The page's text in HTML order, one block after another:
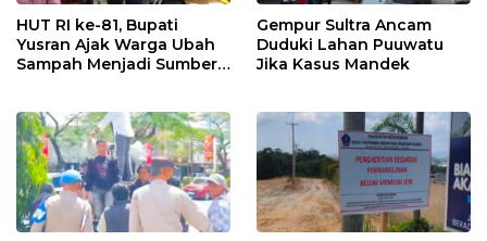
HUT RI ke-81, Bupati
Yusran Ajak Warga Ubah
Sampah Menjadi Sumber
Gempur Sultra Ancam
Duduki Lahan Puuwatu
Jika Kasus Mandek